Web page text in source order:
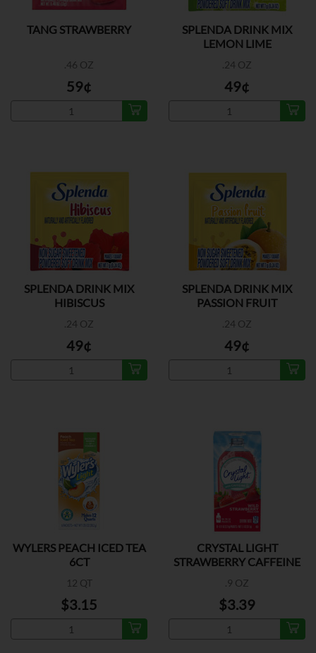
TANG STRAWBERRY
.46 OZ
59¢
SPLENDA DRINK MIX
LEMON LIME
.24 OZ
49¢
SPLENDA DRINK MIX
HIBISCUS
.24 OZ
49¢
SPLENDA DRINK MIX
PASSION FRUIT
.24 OZ
49¢
WYLERS PEACH ICED TEA
6CT
12 QT
$3.15
CRYSTAL LIGHT
STRAWBERRY CAFFEINE
.9 OZ
$3.39